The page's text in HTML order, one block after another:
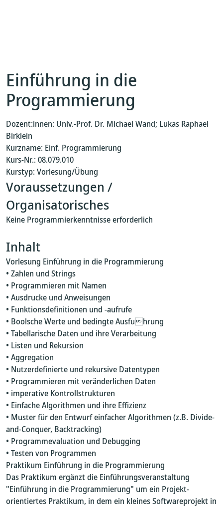
Einführung in die
Programmierung
Dozent:innen: Univ.-Prof. Dr. Michael Wand; Lukas Raphael
Birklein
Kurzname: Einf. Programmierung
Kurs-Nr.: 08.079.010
Kurstyp: Vorlesung/Übung
Voraussetzungen /
Organisatorisches
Keine Programmierkenntnisse erforderlich
Inhalt
Vorlesung Einführung in die Programmierung
• Zahlen und Strings
• Programmieren mit Namen
• Ausdrucke und Anweisungen
• Funktionsdefinitionen und -aufrufe
• Boolsche Werte und bedingte Ausfuhrung
• Tabellarische Daten und ihre Verarbeitung
• Listen und Rekursion
• Aggregation
• Nutzerdefinierte und rekursive Datentypen
• Programmieren mit veränderlichen Daten
• imperative Kontrollstrukturen
• Einfache Algorithmen und ihre Effizienz
• Muster für den Entwurf einfacher Algorithmen (z.B. Divide-
and-Conquer, Backtracking)
• Programmevaluation und Debugging
• Testen von Programmen
Praktikum Einführung in die Programmierung
Das Praktikum ergänzt die Einführungsveranstaltung
"Einführung in die Programmierung" um ein Projekt-
orientiertes Praktikum, in dem ein kleines Softwareprojekt in